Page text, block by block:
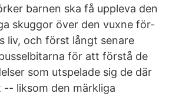
barnen ska få uppleva den
skuggor över den vuxne för­
liv, och först långt senare
för att förstå de
som utspelade sig de där
-- liksom den märkliga